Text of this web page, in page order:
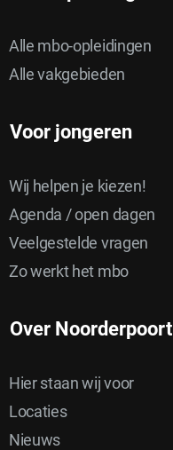
Alle mbo-opleidingen
Alle vakgebieden
Voor jongeren
Wij helpen je kiezen!
Agenda / open dagen
Veelgestelde vragen
Zo werkt het mbo
Over Noorderpoort
Hier staan wij voor
Locaties
Nieuws